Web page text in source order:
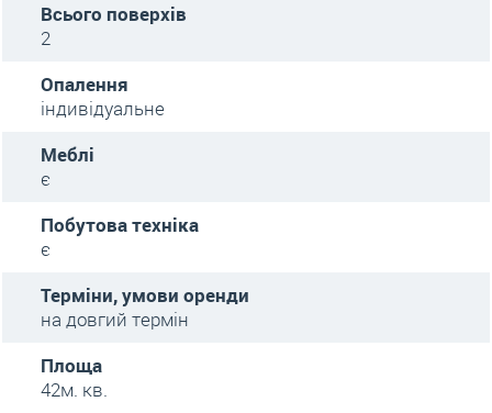
Всього поверхів
2
Опалення
індивідуальне
Меблі
є
Побутова техніка
є
Терміни, умови оренди
на довгий термін
Площа
42м. кв.